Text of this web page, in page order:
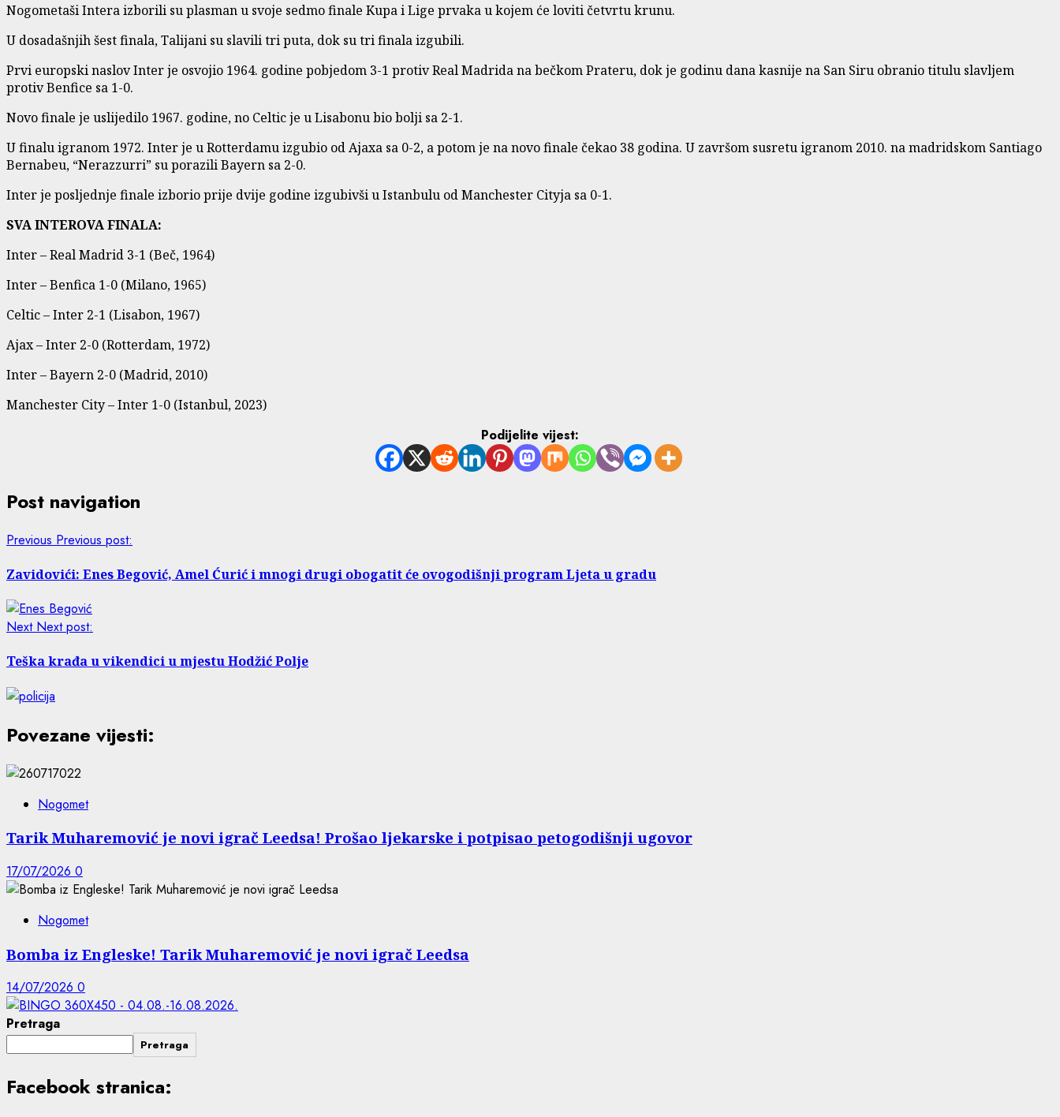
Nogometaši Intera izborili su plasman u svoje sedmo finale Kupa i Lige prvaka u kojem će loviti četvrtu krunu.
U dosadašnjih šest finala, Talijani su slavili tri puta, dok su tri finala izgubili.
Prvi europski naslov Inter je osvojio 1964. godine pobjedom 3-1 protiv Real Madrida na bečkom Prateru, dok je godinu dana kasnije na San Siru obranio titulu slavljem
protiv Benfice sa 1-0.
Novo finale je uslijedilo 1967. godine, no Celtic je u Lisabonu bio bolji sa 2-1.
U finalu igranom 1972. Inter je u Rotterdamu izgubio od Ajaxa sa 0-2, a potom je na novo finale čekao 38 godina. U završom susretu igranom 2010. na madridskom Santiago
Bernabeu, “Nerazzurri” su porazili Bayern sa 2-0.
Inter je posljednje finale izborio prije dvije godine izgubivši u Istanbulu od Manchester Cityja sa 0-1.
SVA INTEROVA FINALA:
Inter – Real Madrid 3-1 (Beč, 1964)
Inter – Benfica 1-0 (Milano, 1965)
Celtic – Inter 2-1 (Lisabon, 1967)
Ajax – Inter 2-0 (Rotterdam, 1972)
Inter – Bayern 2-0 (Madrid, 2010)
Manchester City – Inter 1-0 (Istanbul, 2023)
Podijelite vijest:
Post navigation
Previous Previous post:
Zavidovići: Enes Begović, Amel Ćurić i mnogi drugi obogatit će ovogodišnji program Ljeta u gradu
Next Next post:
Teška krađa u vikendici u mjestu Hodžić Polje
Povezane vijesti:
Nogomet
Tarik Muharemović je novi igrač Leedsa! Prošao ljekarske i potpisao petogodišnji ugovor
17/07/2026 0
Nogomet
Bomba iz Engleske! Tarik Muharemović je novi igrač Leedsa
14/07/2026 0
Pretraga
Pretraga
Facebook stranica: